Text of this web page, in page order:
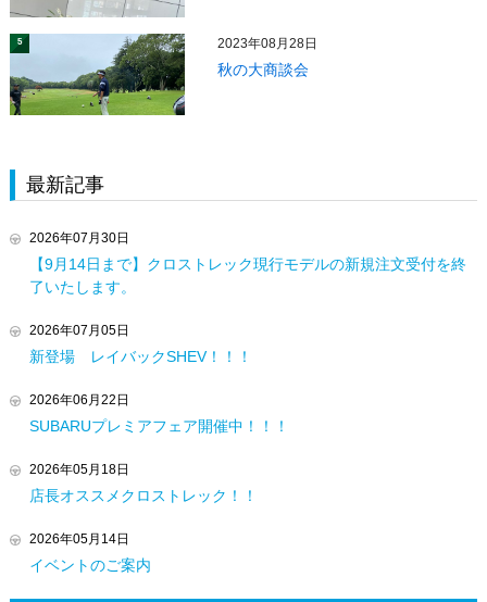
5 2023年08月28日
秋の大商談会
最新記事
2026年07月30日
【9月14日まで】クロストレック現行モデルの新規注文受付を終
了いたします。
2026年07月05日
新登場 レイバックSHEV！！！
2026年06月22日
SUBARUプレミアフェア開催中！！！
2026年05月18日
店長オススメクロストレック！！
2026年05月14日
イベントのご案内